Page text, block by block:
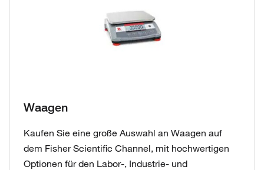
Waagen
Kaufen Sie eine große Auswahl an Waagen auf
dem Fisher Scientific Channel, mit hochwertigen
Optionen für den Labor-, Industrie- und